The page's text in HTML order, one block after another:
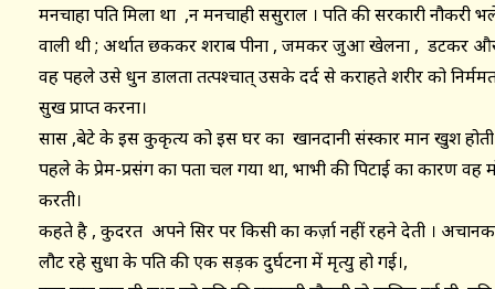
मनचाहा पति मिला था ,न मनचाही ससुराल । पति की सरकारी नौकरी
वाली थी ; अर्थात छककर शराब पीना , जमकर जुआ खेलना , डटकर
वह पहले उसे धुन डालता तत्पश्चात् उसके दर्द से कराहते शरीर को
सुख प्राप्त करना।
सास ,बेटे के इस कुकृत्य को इस घर का खानदानी संस्कार मान खुश होती
पहले के प्रेम-प्रसंग का पता चल गया था, भाभी की पिटाई का कारण वह
करती।
कहते है , कुदरत अपने सिर पर किसी का कर्ज़ा नहीं रहने देती ।
लौट रहे सुधा के पति की एक सड़क दुर्घटना में मृत्यु हो गई।,